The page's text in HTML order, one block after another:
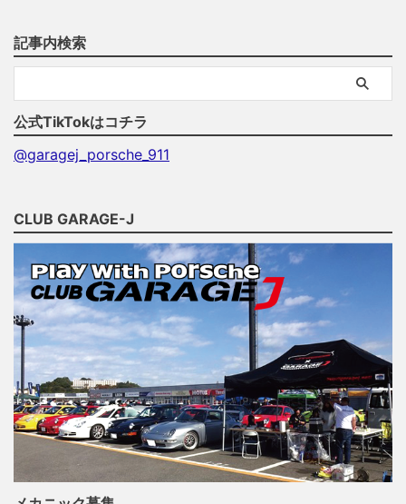
記事内検索
公式TikTokはコチラ
@garagej_porsche_911
CLUB GARAGE-J